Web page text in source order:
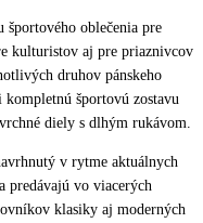
športového oblečenia pre
kulturistov aj pre priaznivcov
druhov pánskeho
športovú zostavu
diely s dlhým rukávom.
v rytme aktuálnych
predávajú vo viacerých
klasiky aj moderných